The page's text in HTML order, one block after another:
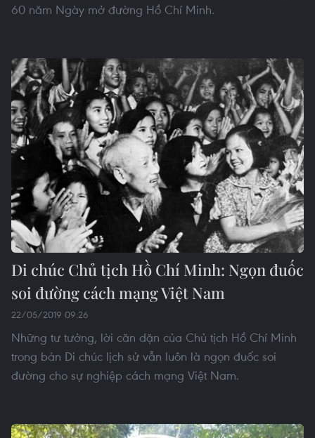
60 năm Ngày mở đường Hồ Chí Minh.
Di chúc Chủ tịch Hồ Chí Minh: Ngọn đuốc
soi đường cách mạng Việt Nam
22/05/2019 09:26
Những tư tưởng, lời căn dặn của Chủ tịch Hồ Chí Minh
trong bản Di chúc lịch sử vẫn luôn là ngọn đuốc soi
đường cho sự nghiệp cách mạng Việt Nam.